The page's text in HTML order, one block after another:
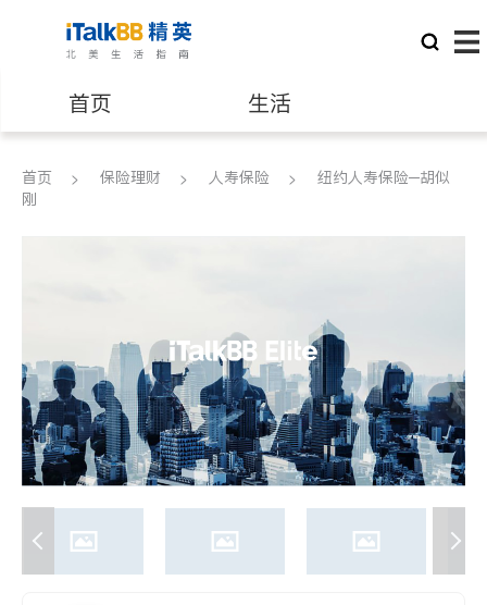
首页 生活
医生 律师
养老 非盈利组织
首页 保险理财 人寿保险
纽约人寿保险─胡似
刚